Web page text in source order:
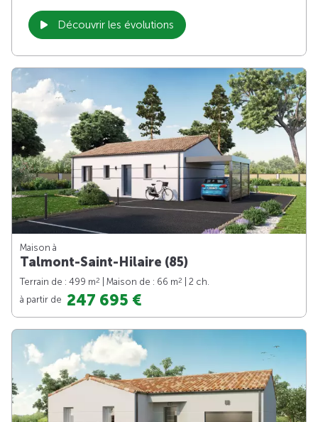
Découvrir les évolutions
Maison à
Talmont-Saint-Hilaire (85)
Terrain de : 499 m2 | Maison de : 66 m2
| 2 ch.
à partir de 247 695 €